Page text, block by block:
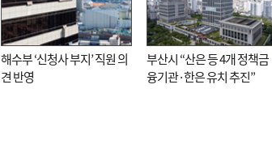
해수부 ‘신청사 부지’ 직원 의
견 반영
부산시 “산은 등 4개 정책금
융기관·한은 유치 추진”